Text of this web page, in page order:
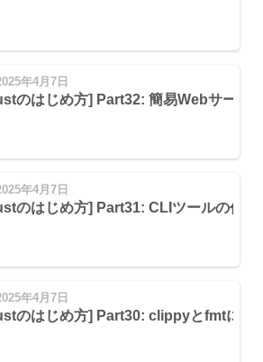
年4月7日
のはじめ方] Part32: 簡易Webサーバ
年4月7日
のはじめ方] Part31: CLIツールの作成
年4月7日
のはじめ方] Part30: clippyとfmtによ